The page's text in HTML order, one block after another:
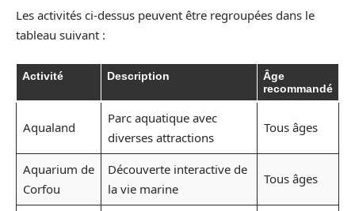
Les activités ci-dessus peuvent être regroupées dans le
tableau suivant :
Activité Description
Âge
recommandé
Aqualand
Parc aquatique avec
diverses attractions
Tous âges
Aquarium de
Corfou
Découverte interactive de
la vie marine
Tous âges